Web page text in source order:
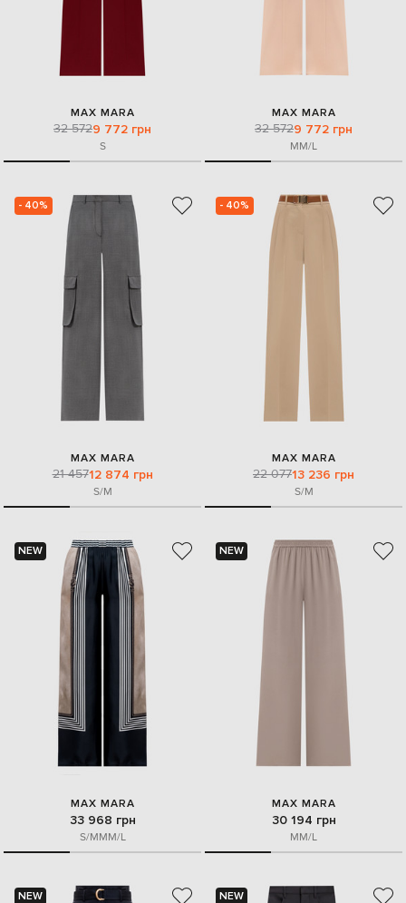
MAX MARA
32 5729 772 грн
S
MAX MARA
32 5729 772 грн
MM/L
- 40%
MAX MARA
21 45712 874 грн
S/M
- 40%
MAX MARA
22 07713 236 грн
S/M
NEW
MAX MARA
33 968 грн
S/MMM/L
NEW
MAX MARA
30 194 грн
MM/L
NEW NEW